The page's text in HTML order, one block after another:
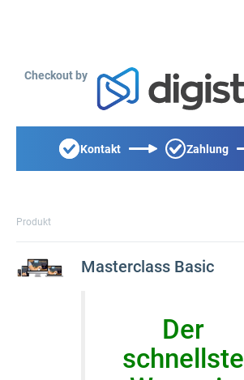
Checkout by
Kontakt Zahlung
Produkt
Masterclass Basic
Der
schnellste